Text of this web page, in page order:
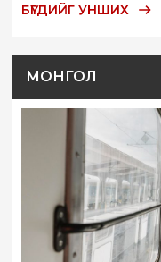
БҮГДИЙГ УНШИХ
МОНГОЛ